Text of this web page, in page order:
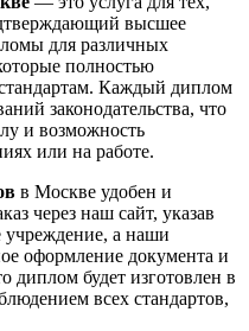
высшее
для различных
полностью
Каждый диплом
законодательства, что
и возможность
или на работе.
в Москве удобен и
через наш сайт, указав
учреждение, а наши
оформление документа и
диплом будет изготовлен в
всех стандартов,